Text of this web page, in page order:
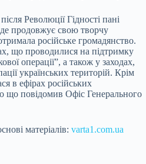
Революції Гідності пані
продовжує свою творчу
російське громадянство.
що проводилися на підтримку
операції”, а також у заходах,
українських територій. Крім
в ефірах російських
що повідомив Офіс Генерального
матеріалів: varta1.com.ua